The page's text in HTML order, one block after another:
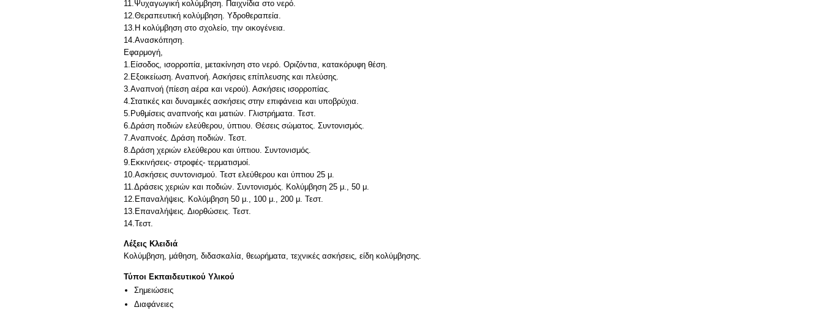
11.Ψυχαγωγική κολύμβηση. Παιχνίδια στο νερό.
12.Θεραπευτική κολύμβηση. Υδροθεραπεία.
13.Η κολύμβηση στο σχολείο, την οικογένεια.
14.Ανασκόπηση.
Εφαρμογή,
1.Είσοδος, ισορροπία, μετακίνηση στο νερό. Οριζόντια, κατακόρυφη θέση.
2.Εξοικείωση. Αναπνοή. Ασκήσεις επίπλευσης και πλεύσης.
3.Αναπνοή (πίεση αέρα και νερού). Ασκήσεις ισορροπίας.
4.Στατικές και δυναμικές ασκήσεις στην επιφάνεια και υποβρύχια.
5.Ρυθμίσεις αναπνοής και ματιών. Γλιστρήματα. Τεστ.
6.Δράση ποδιών ελεύθερου, ύπτιου. Θέσεις σώματος. Συντονισμός.
7.Αναπνοές. Δράση ποδιών. Τεστ.
8.Δράση χεριών ελεύθερου και ύπτιου. Συντονισμός.
9.Εκκινήσεις- στροφές- τερματισμοί.
10.Ασκήσεις συντονισμού. Τεστ ελεύθερου και ύπτιου 25 μ.
11.Δράσεις χεριών και ποδιών. Συντονισμός. Κολύμβηση 25 μ., 50 μ.
12.Επαναλήψεις. Κολύμβηση 50 μ., 100 μ., 200 μ. Τεστ.
13.Επαναλήψεις. Διορθώσεις. Τεστ.
14.Τεστ.
Λέξεις Κλειδιά
Κολύμβηση, μάθηση, διδασκαλία, θεωρήματα, τεχνικές ασκήσεις, είδη κολύμβησης.
Τύποι Εκπαιδευτικού Υλικού
Σημειώσεις
Διαφάνειες